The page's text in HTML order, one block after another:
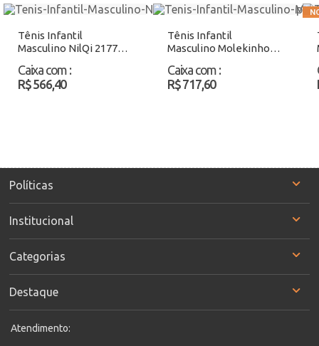
Tênis Infantil
Masculino NilQi 2177
Caixa com :
R$ 566,40
Tênis Infantil
Masculino Molekinho
Caixa com :
R$ 717,60
Políticas
Institucional
Categorias
Destaque
Atendimento: